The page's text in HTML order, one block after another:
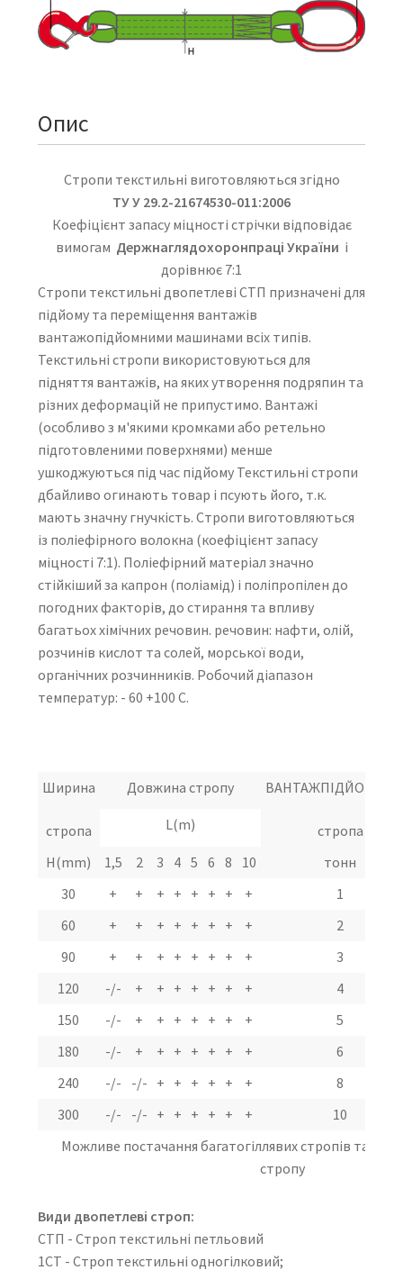
Опис
Стропи текстильні виготовляються згідно
ТУ У 29.2-21674530-011:2006
Коефіцієнт запасу міцності стрічки відповідає
вимогам Держнаглядохоронпраці України і
дорівнює 7:1
Стропи текстильні двопетлеві СТП призначені для
підйому та переміщення вантажів
вантажопідйомними машинами всіх типів.
Текстильні стропи використовуються для
підняття вантажів, на яких утворення подряпин та
різних деформацій не припустимо. Вантажі
(особливо з м'якими кромками або ретельно
підготовленими поверхнями) менше
ушкоджуються під час підйому Текстильні стропи
дбайливо огинають товар і псують його, т.к.
мають значну гнучкість. Стропи виготовляються
із поліефірного волокна (коефіцієнт запасу
міцності 7:1). Поліефірний матеріал значно
стійкіший за капрон (поліамід) і поліпропілен до
погодних факторів, до стирання та впливу
багатьох хімічних речовин. речовин: нафти, олій,
розчинів кислот та солей, морської води,
органічних розчинників. Робочий діапазон
температур: - 60 +100 С.
Ширина
стропа
Довжина стропу
стропа
L(m)
Н(mm) 1,5 2 3 4 5 6 8 10
тонн
30
+ + + + + + + +
1
60
+ + + + + + + +
2
90
+ + + + + + + +
3
120
-/- + + + + + + +
4
150
-/- + + + + + + +
5
180
-/- + + + + + + +
6
240
-/- -/- + + + + + +
8
300
-/- -/- + + + + + +
10
Можливе постачання багатогіллявих стропів та
стропу
Види двопетлеві строп:
СТП - Строп текстильні петльовий
1СТ - Строп текстильні одногілковий;